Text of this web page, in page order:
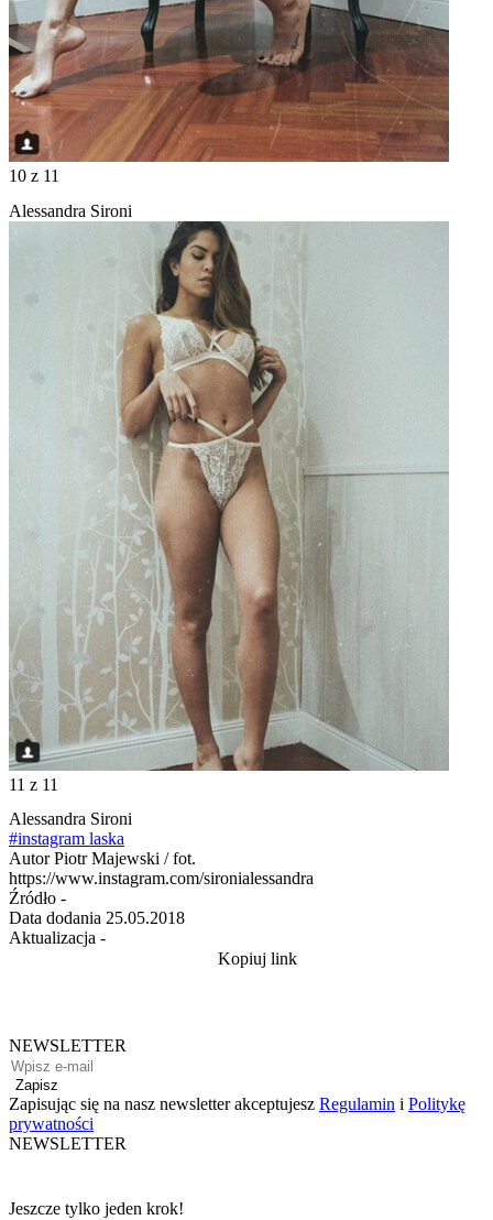
10 z 11
Alessandra Sironi
11 z 11
Alessandra Sironi
#instagram laska
Autor Piotr Majewski / fot.
https://www.instagram.com/sironialessandra
Źródło -
Data dodania 25.05.2018
Aktualizacja -
Kopiuj link
NEWSLETTER
Zapisz
Zapisując się na nasz newsletter akceptujesz Regulamin i Politykę
prywatności
NEWSLETTER
Jeszcze tylko jeden krok!